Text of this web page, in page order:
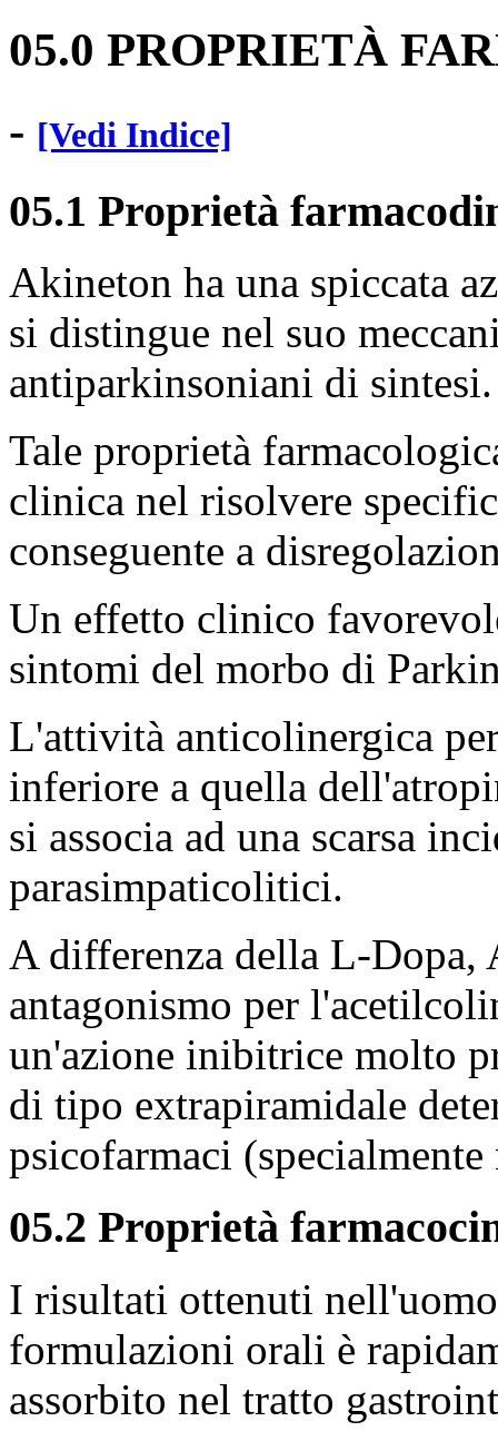
05.0 PROPRIETÀ
- [Vedi Indice]
05.1 Proprietà
Akineton ha una spiccata
si distingue nel suo
antiparkinsoniani di sintesi.
Tale proprietà
clinica nel risolvere
conseguente a
Un effetto clinico
sintomi del morbo di
L'attività anticolinergica
inferiore a quella
si associa ad una scarsa
parasimpaticolitici.
A differenza della L-Dopa,
antagonismo per
un'azione inibitrice molto
di tipo extrapiramidale
psicofarmaci
05.2 Proprietà
I risultati ottenuti
formulazioni orali è
assorbito nel tratto